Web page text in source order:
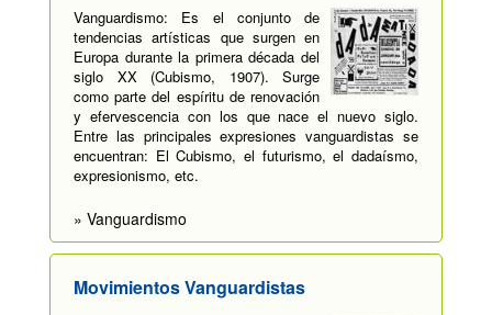
Vanguardismo: Es el conjunto de
tendencias artísticas que surgen en
Europa durante la primera década del
siglo XX (Cubismo, 1907). Surge
como parte del espíritu de renovación
y efervescencia con los que nace el nuevo siglo.
Entre las principales expresiones vanguardistas se
encuentran: El Cubismo, el futurismo, el dadaísmo,
expresionismo, etc.
» Vanguardismo
Movimientos Vanguardistas